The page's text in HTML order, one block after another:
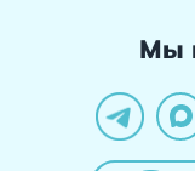
Мы